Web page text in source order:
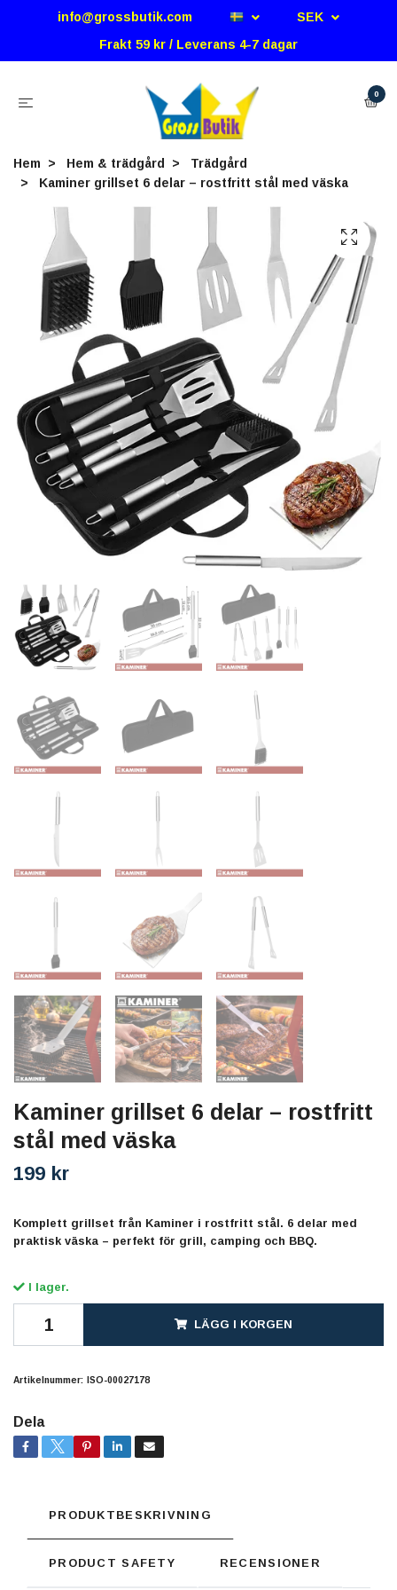
info@grossbutik.com
SEK
Frakt 59 kr / Leverans 4-7 dagar
0
Hem Hem & trädgård
Trädgård
Kaminer grillset 6 delar – rostfritt stål med väska
Kaminer grillset 6 delar – rostfritt
stål med väska
199 kr
Komplett grillset från Kaminer i rostfritt stål. 6 delar med
praktisk väska – perfekt för grill, camping och BBQ.
I lager.
LÄGG I KORGEN
Artikelnummer: ISO-00027178
Dela
PRODUKTBESKRIVNING
PRODUCT SAFETY RECENSIONER